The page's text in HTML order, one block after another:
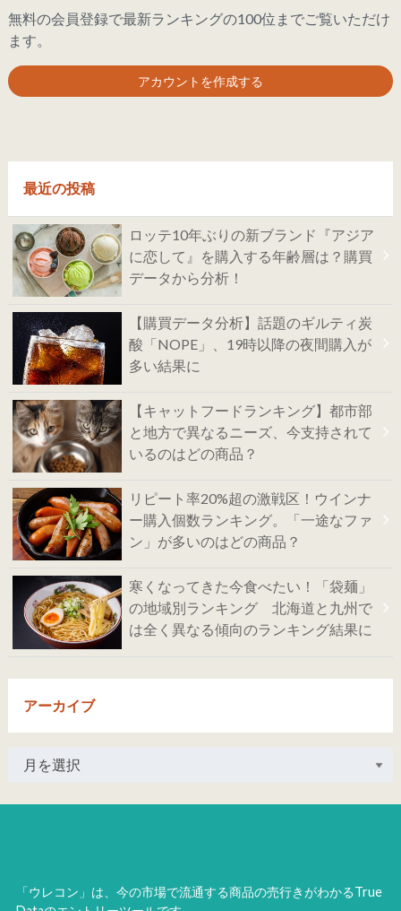
無料の会員登録で最新ランキングの100位までご覧いただけ
ます。
アカウントを作成する
最近の投稿
ロッテ10年ぶりの新ブランド『アジア
に恋して』を購入する年齢層は？購買
データから分析！
【購買データ分析】話題のギルティ炭
酸「NOPE」、19時以降の夜間購入が
多い結果に
【キャットフードランキング】都市部
と地方で異なるニーズ、今支持されて
いるのはどの商品？
リピート率20%超の激戦区！ウインナ
ー購入個数ランキング。「一途なファ
ン」が多いのはどの商品？
寒くなってきた今食べたい！「袋麺」
の地域別ランキング 北海道と九州で
は全く異なる傾向のランキング結果に
アーカイブ
「ウレコン」は、今の市場で流通する商品の売行きがわかるTrue